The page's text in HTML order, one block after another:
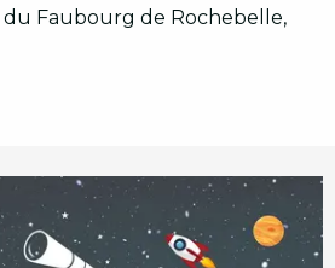
du Faubourg de Rochebelle,